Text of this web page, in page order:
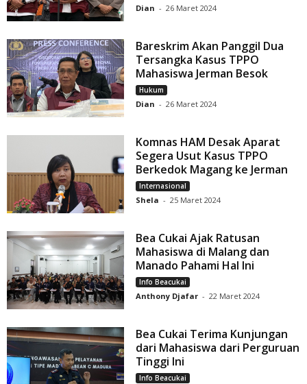
Dian - 26 Maret 2024
Bareskrim Akan Panggil Dua
Tersangka Kasus TPPO
Mahasiswa Jerman Besok
Hukum
Dian - 26 Maret 2024
Komnas HAM Desak Aparat
Segera Usut Kasus TPPO
Berkedok Magang ke Jerman
Internasional
Shela - 25 Maret 2024
Bea Cukai Ajak Ratusan
Mahasiswa di Malang dan
Manado Pahami Hal Ini
Info Beacukai
Anthony Djafar - 22 Maret 2024
Bea Cukai Terima Kunjungan
dari Mahasiswa dari Perguruan
Tinggi Ini
Info Beacukai